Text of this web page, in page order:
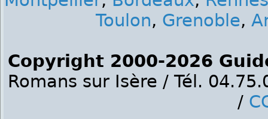
Toulon, Grenoble,
Copyright 2000-2026
Romans sur Isère / Tél.
/